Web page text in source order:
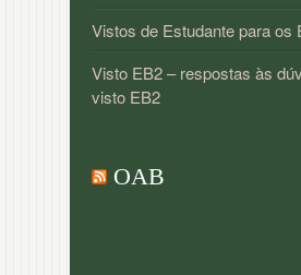
Vistos de Estudante para os
Visto EB2 – respostas às
visto EB2
OAB